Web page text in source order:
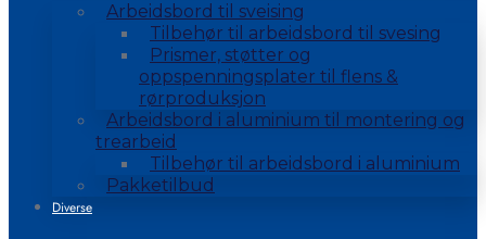
Arbeidsbord til sveising
Tilbehør til arbeidsbord til svesing
Prismer, støtter og
oppspenningsplater til flens &
rørproduksjon
Arbeidsbord i aluminium til montering og
trearbeid
Tilbehør til arbeidsbord i aluminium
Pakketilbud
Diverse